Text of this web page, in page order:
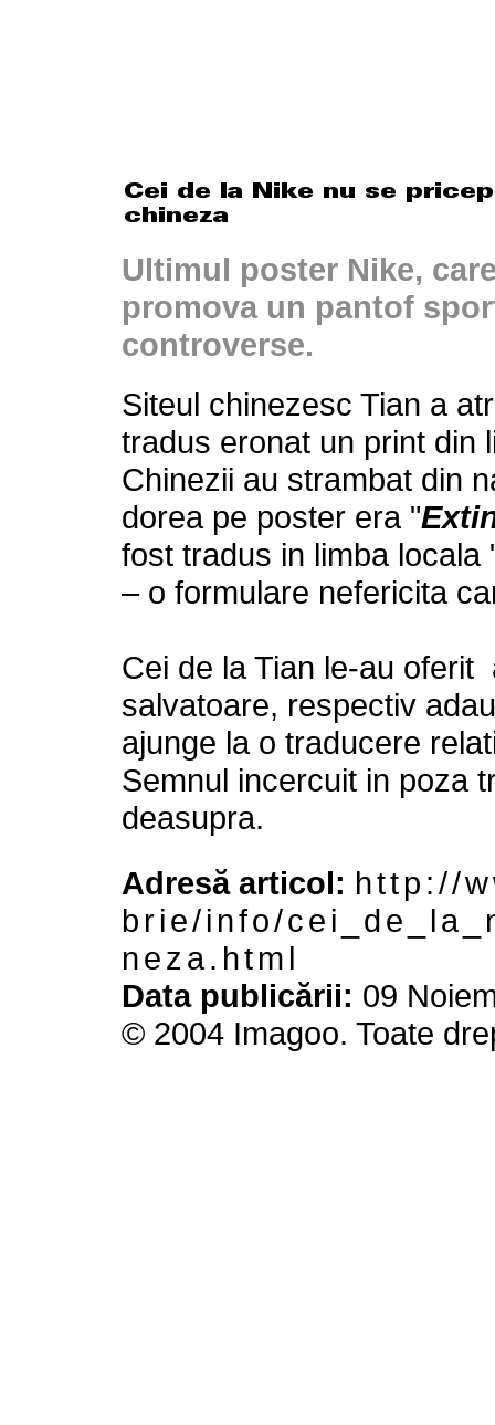
Ultimul poster Nike,
promova un pantof
controverse.
Siteul chinezesc Tian a
tradus eronat un print din
Chinezii au strambat din
dorea pe poster era "
fost tradus in limba locala
– o formulare nefericita
Cei de la Tian le-au
salvatoare, respectiv
ajunge la o traducere
Semnul incercuit in poza
deasupra.
Adresă articol: h t t p : / /
b r i e / i n f o / c e i _ d e _ l a
n e z a . h t m l
Data publicării: 09
© 2004 Imagoo. Toate